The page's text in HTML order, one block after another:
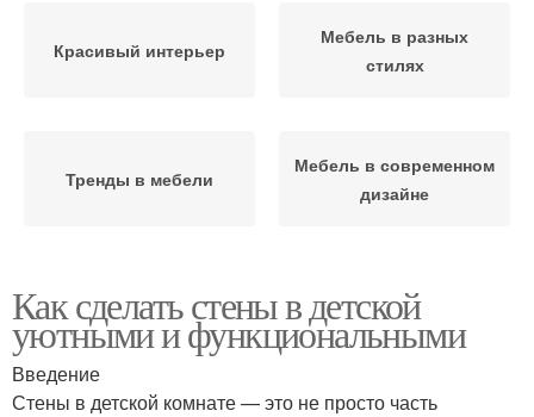
Красивый интерьер
Мебель в разных
стилях
Тренды в мебели
Мебель в современном
дизайне
Как сделать стены в детской
уютными и функциональными
Введение
Стены в детской комнате — это не просто часть